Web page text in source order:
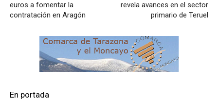
euros a fomentar la
contratación en Aragón
revela avances en el sector
primario de Teruel
En portada